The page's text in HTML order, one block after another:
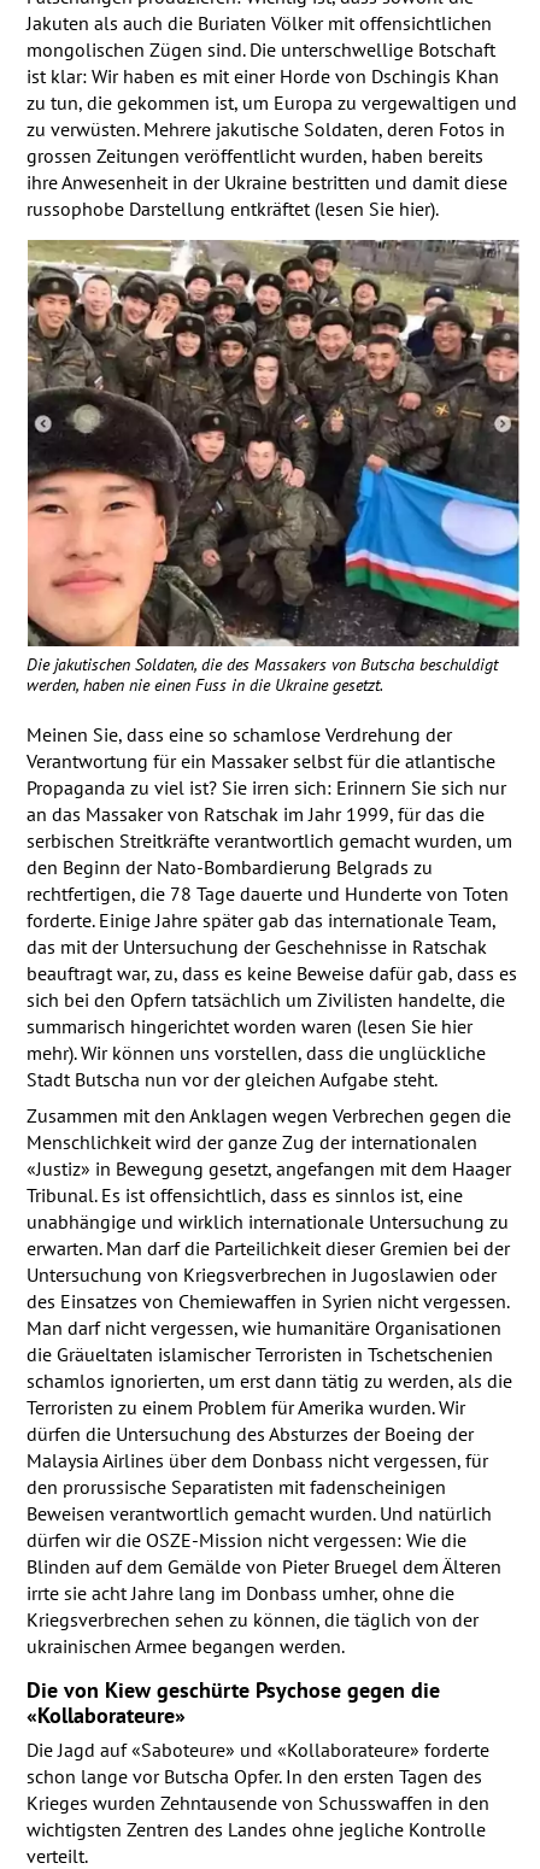
Jakuten als auch die Buriaten Völker mit offensichtlichen
mongolischen Zügen sind. Die unterschwellige Botschaft
ist klar: Wir haben es mit einer Horde von Dschingis Khan
zu tun, die gekommen ist, um Europa zu vergewaltigen und
zu verwüsten. Mehrere jakutische Soldaten, deren Fotos in
grossen Zeitungen veröffentlicht wurden, haben bereits
ihre Anwesenheit in der Ukraine bestritten und damit diese
russophobe Darstellung entkräftet (lesen Sie hier).
Die jakutischen Soldaten, die des Massakers von Butscha beschuldigt
werden, haben nie einen Fuss in die Ukraine gesetzt.
Meinen Sie, dass eine so schamlose Verdrehung der
Verantwortung für ein Massaker selbst für die atlantische
Propaganda zu viel ist? Sie irren sich: Erinnern Sie sich nur
an das Massaker von Ratschak im Jahr 1999, für das die
serbischen Streitkräfte verantwortlich gemacht wurden, um
den Beginn der Nato-Bombardierung Belgrads zu
rechtfertigen, die 78 Tage dauerte und Hunderte von Toten
forderte. Einige Jahre später gab das internationale Team,
das mit der Untersuchung der Geschehnisse in Ratschak
beauftragt war, zu, dass es keine Beweise dafür gab, dass es
sich bei den Opfern tatsächlich um Zivilisten handelte, die
summarisch hingerichtet worden waren (lesen Sie hier
mehr). Wir können uns vorstellen, dass die unglückliche
Stadt Butscha nun vor der gleichen Aufgabe steht.
Zusammen mit den Anklagen wegen Verbrechen gegen die
Menschlichkeit wird der ganze Zug der internationalen
«Justiz» in Bewegung gesetzt, angefangen mit dem Haager
Tribunal. Es ist offensichtlich, dass es sinnlos ist, eine
unabhängige und wirklich internationale Untersuchung zu
erwarten. Man darf die Parteilichkeit dieser Gremien bei der
Untersuchung von Kriegsverbrechen in Jugoslawien oder
des Einsatzes von Chemiewaffen in Syrien nicht vergessen.
Man darf nicht vergessen, wie humanitäre Organisationen
die Gräueltaten islamischer Terroristen in Tschetschenien
schamlos ignorierten, um erst dann tätig zu werden, als die
Terroristen zu einem Problem für Amerika wurden. Wir
dürfen die Untersuchung des Absturzes der Boeing der
Malaysia Airlines über dem Donbass nicht vergessen, für
den prorussische Separatisten mit fadenscheinigen
Beweisen verantwortlich gemacht wurden. Und natürlich
dürfen wir die OSZE-Mission nicht vergessen: Wie die
Blinden auf dem Gemälde von Pieter Bruegel dem Älteren
irrte sie acht Jahre lang im Donbass umher, ohne die
Kriegsverbrechen sehen zu können, die täglich von der
ukrainischen Armee begangen werden.
Die von Kiew geschürte Psychose gegen die
«Kollaborateure»
Die Jagd auf «Saboteure» und «Kollaborateure» forderte
schon lange vor Butscha Opfer. In den ersten Tagen des
Krieges wurden Zehntausende von Schusswaffen in den
wichtigsten Zentren des Landes ohne jegliche Kontrolle
verteilt.